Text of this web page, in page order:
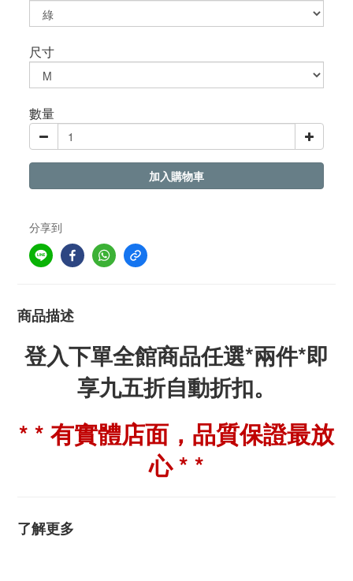
尺寸
數量
加入購物車
分享到
商品描述
登入下單全館商品任選*兩件*即
享九五折自動折扣。
* * 有實體店面，品質保證最放
心 * *
了解更多